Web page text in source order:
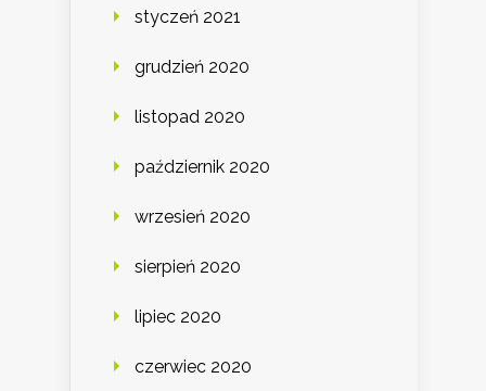
styczeń 2021
grudzień 2020
listopad 2020
październik 2020
wrzesień 2020
sierpień 2020
lipiec 2020
czerwiec 2020